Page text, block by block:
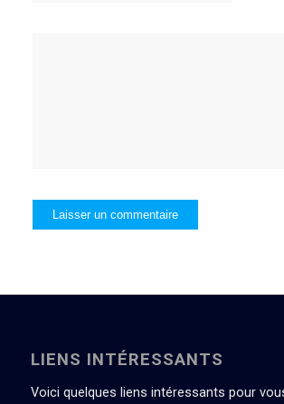
LIENS INTÉRESSANTS
Voici quelques liens intéressants pour